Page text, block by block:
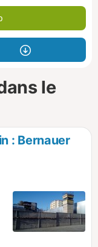
le
: Bernauer